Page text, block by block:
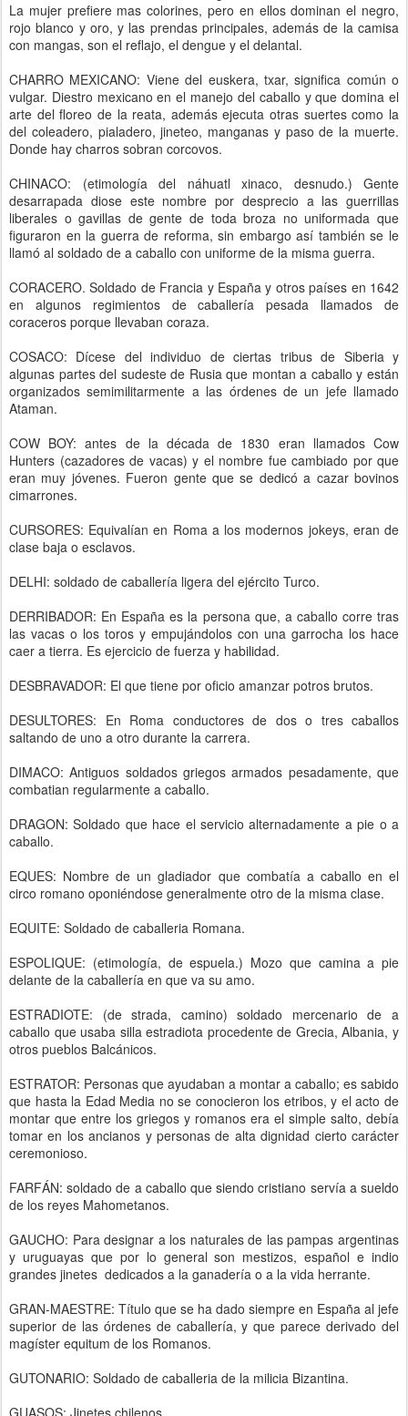
La mujer prefiere mas colorines, pero en ellos dominan el negro,
rojo blanco y oro, y las prendas principales, además de la camisa
con mangas, son el reflajo, el dengue y el delantal.
CHARRO MEXICANO: Viene del euskera, txar, significa común o
vulgar. Diestro mexicano en el manejo del caballo y que domina el
arte del floreo de la reata, además ejecuta otras suertes como la
del coleadero, pialadero, jineteo, manganas y paso de la muerte.
Donde hay charros sobran corcovos.
CHINACO: (etimología del náhuatl xinaco, desnudo.) Gente
desarrapada diose este nombre por desprecio a las guerrillas
liberales o gavillas de gente de toda broza no uniformada que
figuraron en la guerra de reforma, sin embargo así también se le
llamó al soldado de a caballo con uniforme de la misma guerra.
CORACERO. Soldado de Francia y España y otros países en 1642
en algunos regimientos de caballería pesada llamados de
coraceros porque llevaban coraza.
COSACO: Dícese del individuo de ciertas tribus de Siberia y
algunas partes del sudeste de Rusia que montan a caballo y están
organizados semimilitarmente a las órdenes de un jefe llamado
Ataman.
COW BOY: antes de la década de 1830 eran llamados Cow
Hunters (cazadores de vacas) y el nombre fue cambiado por que
eran muy jóvenes. Fueron gente que se dedicó a cazar bovinos
cimarrones.
CURSORES: Equivalían en Roma a los modernos jokeys, eran de
clase baja o esclavos.
DELHI: soldado de caballería ligera del ejército Turco.
DERRIBADOR: En España es la persona que, a caballo corre tras
las vacas o los toros y empujándolos con una garrocha los hace
caer a tierra. Es ejercicio de fuerza y habilidad.
DESBRAVADOR: El que tiene por oficio amanzar potros brutos.
DESULTORES: En Roma conductores de dos o tres caballos
saltando de uno a otro durante la carrera.
DIMACO: Antiguos soldados griegos armados pesadamente, que
combatian regularmente a caballo.
DRAGON: Soldado que hace el servicio alternadamente a pie o a
caballo.
EQUES: Nombre de un gladiador que combatía a caballo en el
circo romano oponiéndose generalmente otro de la misma clase.
EQUITE: Soldado de caballeria Romana.
ESPOLIQUE: (etimología, de espuela.) Mozo que camina a pie
delante de la caballería en que va su amo.
ESTRADIOTE: (de strada, camino) soldado mercenario de a
caballo que usaba silla estradiota procedente de Grecia, Albania, y
otros pueblos Balcánicos.
ESTRATOR: Personas que ayudaban a montar a caballo; es sabido
que hasta la Edad Media no se conocieron los etribos, y el acto de
montar que entre los griegos y romanos era el simple salto, debía
tomar en los ancianos y personas de alta dignidad cierto carácter
ceremonioso.
FARFÁN: soldado de a caballo que siendo cristiano servía a sueldo
de los reyes Mahometanos.
GAUCHO: Para designar a los naturales de las pampas argentinas
y uruguayas que por lo general son mestizos, español e indio
grandes jinetes dedicados a la ganadería o a la vida herrante.
GRAN-MAESTRE: Título que se ha dado siempre en España al jefe
superior de las órdenes de caballería, y que parece derivado del
magíster equitum de los Romanos.
GUTONARIO: Soldado de caballeria de la milicia Bizantina.
GUASOS: Jinetes chilenos.